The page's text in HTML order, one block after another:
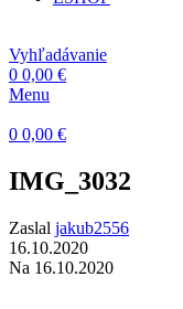
Vyhľadávanie
0 0,00 €
Menu
0 0,00 €
IMG_3032
Zaslal jakub2556
16.10.2020
Na 16.10.2020